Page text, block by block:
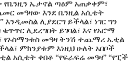
የቤንዚን ኤታኖል ጣዕም አጠቃቀም፣
መዓዛው እንደ ቤንዚል አሲቴት
እንዲመስል ሊያደርግ ይችላል፣ ነገር ግን
ሊደረግበት ይገባል፣ እና የአሮማ
የኦስማንቱስ መዓዛ ትንሽ ተጨማሪ ኤቲል
ምክንያቱም እነዚህ ሁለት አበቦች
አሲቴት ቀበቶ “የፍራፍሬ መዓዛ” “የፒች